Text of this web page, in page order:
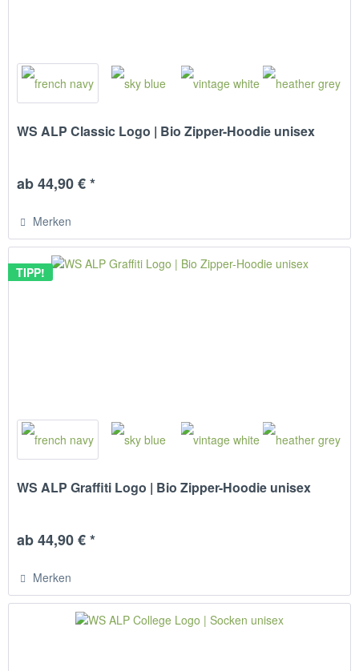
WS ALP Classic Logo | Bio Zipper-Hoodie unisex
ab 44,90 € *
Merken
TIPP!
WS ALP Graffiti Logo | Bio Zipper-Hoodie unisex
ab 44,90 € *
Merken